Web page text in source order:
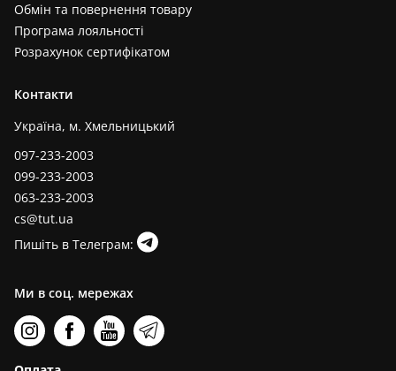
Обмін та повернення товару
Програма лояльності
Розрахунок сертифікатом
Контакти
Україна, м. Хмельницький
097-233-2003
099-233-2003
063-233-2003
cs@tut.ua
Пишіть в Телеграм:
Ми в соц. мережах